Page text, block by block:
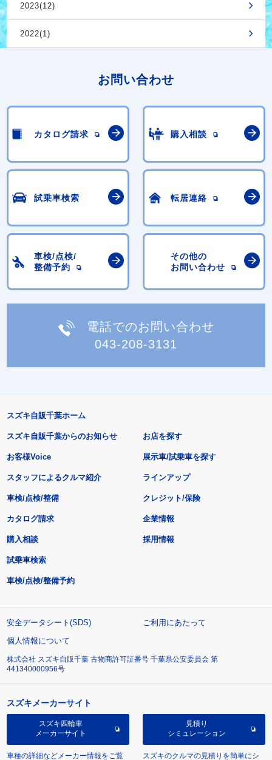
2023(12)
2022(1)
お問い合わせ
カタログ請求 購入相談
試乗車検索 転居連絡
車検/点検/
整備予約
その他の
お問い合わせ
電話でのお問い合わせ
043-208-3131
スズキ自販千葉ホーム
スズキ自販千葉からのお知らせ
お客様Voice
スタッフによるクルマ紹介
お店を探す
展示車/試乗車を探す
ラインアップ
車検/点検/整備 クレジット/保険
カタログ請求
購入相談
試乗車検索
車検/点検/整備予約
企業情報
採用情報
安全データシート(SDS)
ご利用にあたって
個人情報について
株式会社 スズキ自販千葉 古物商許可証番号 千葉県公安委員会 第
441340000956号
スズキメーカーサイト
スズキ四輪車
メーカーサイト
車種の詳細などメーカー情報をご覧
見積り
シミュレーション
スズキのクルマの見積りを簡単にシ